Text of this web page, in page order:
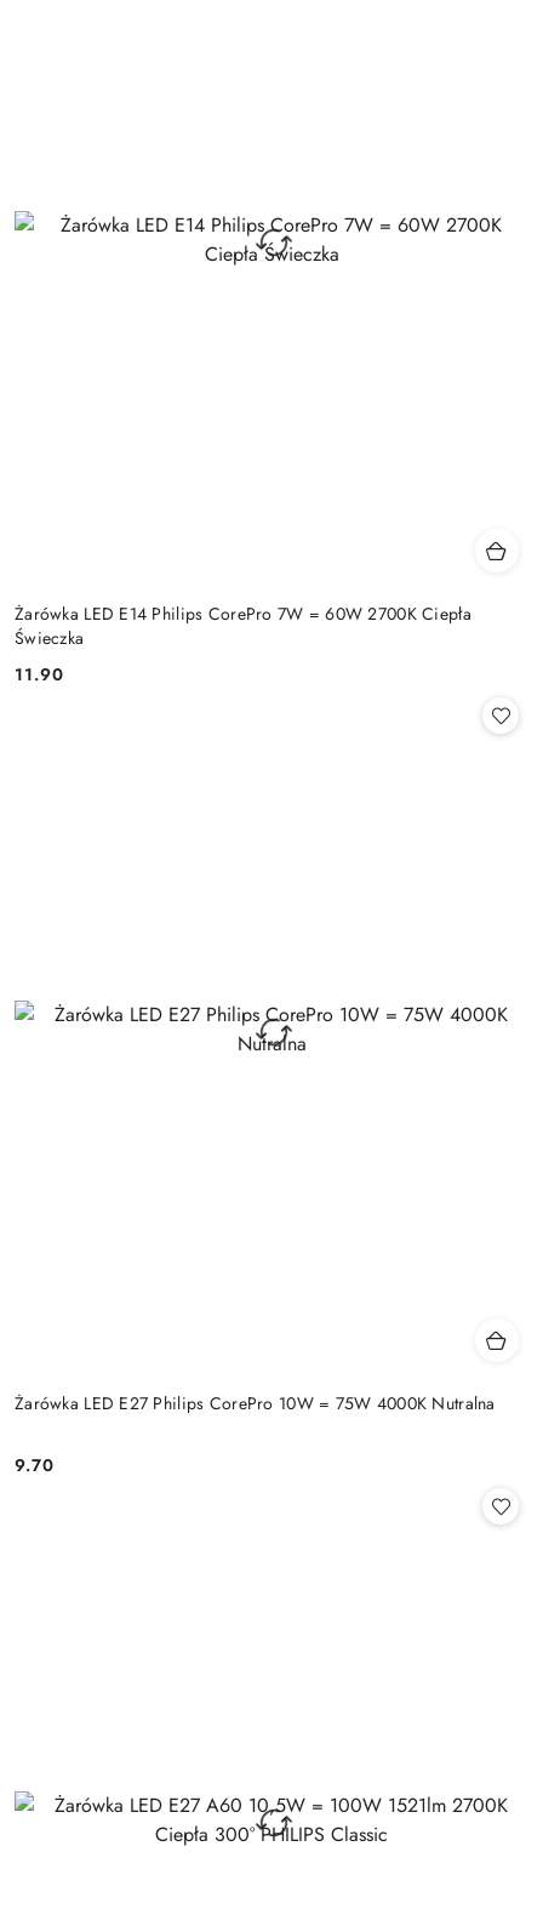
Żarówka LED E14 Philips CorePro 7W = 60W 2700K Ciepła
Świeczka
Cena:
11.90
Żarówka LED E27 Philips CorePro 10W = 75W 4000K Nutralna
Cena:
9.70